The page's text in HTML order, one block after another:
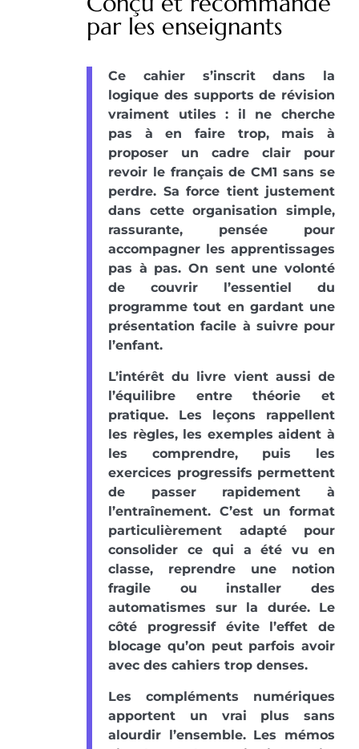
par les enseignants
Ce cahier s’inscrit dans la
logique des supports de révision
vraiment utiles : il ne cherche
pas à en faire trop, mais à
proposer un cadre clair pour
revoir le français de CM1 sans se
perdre. Sa force tient justement
dans cette organisation simple,
rassurante, pensée pour
accompagner les apprentissages
pas à pas. On sent une volonté
de couvrir l’essentiel du
programme tout en gardant une
présentation facile à suivre pour
l’enfant.
L’intérêt du livre vient aussi de
l’équilibre entre théorie et
pratique. Les leçons rappellent
les règles, les exemples aident à
les comprendre, puis les
exercices progressifs permettent
de passer rapidement à
l’entraînement. C’est un format
particulièrement adapté pour
consolider ce qui a été vu en
classe, reprendre une notion
fragile ou installer des
automatismes sur la durée. Le
côté progressif évite l’effet de
blocage qu’on peut parfois avoir
avec des cahiers trop denses.
Les compléments numériques
apportent un vrai plus sans
alourdir l’ensemble. Les mémos